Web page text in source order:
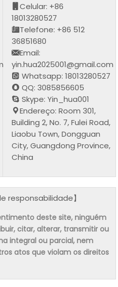
Celular: +86
18013280527
Telefone: +86 512
36851680
Email:
yin.hua2025001@gmail.com
Whatsapp: 18013280527
QQ: 3085856605
Skype: Yin_hua001
Endereço: Room 301,
Building 2, No. 7, Fulei Road,
Liaobu Town, Dongguan
City, Guangdong Province,
China
responsabilidade】
deste site, ninguém
citar, alterar, transmitir ou
integral ou parcial, nem
atos que violam os direitos